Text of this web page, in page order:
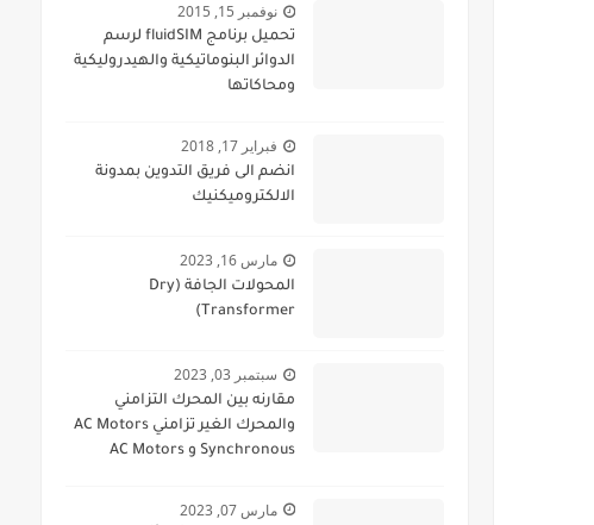
نوفمبر 15, 2015
تحميل برنامج fluidSIM لرسم
الدوائر البنوماتيكية والهيدروليكية
ومحاكاتها
فبراير 17, 2018
انضم الى فريق التدوين بمدونة
الالكتروميكنيك
مارس 16, 2023
المحولات الجافة (Dry
Transformer)
سبتمبر 03, 2023
مقارنه بين المحرك التزامني
والمحرك الغير تزامني AC Motors
Synchronous و AC Motors
مارس 07, 2023